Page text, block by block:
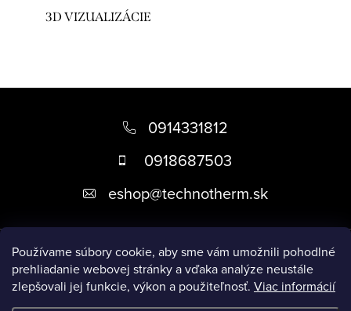
Používame súbory cookie, aby sme vám umožnili pohodlné
prehliadanie webovej stránky a vďaka analýze neustále
zlepšovali jej funkcie, výkon a použiteľnosť. Viac informácií
3D VIZUALIZÁCIE
i
0914331812
0918687503
eshop@technotherm.sk
Informácie
Prijímame online platby